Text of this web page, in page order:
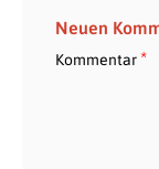
Neuen
Kommentar*